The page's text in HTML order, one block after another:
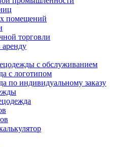
помещений
торговли
с обслуживанием
с логотипом
по индивидуальному заказу